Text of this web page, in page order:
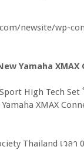
Yamaha XMAX
High Tech
XMAX
Thailand เวล